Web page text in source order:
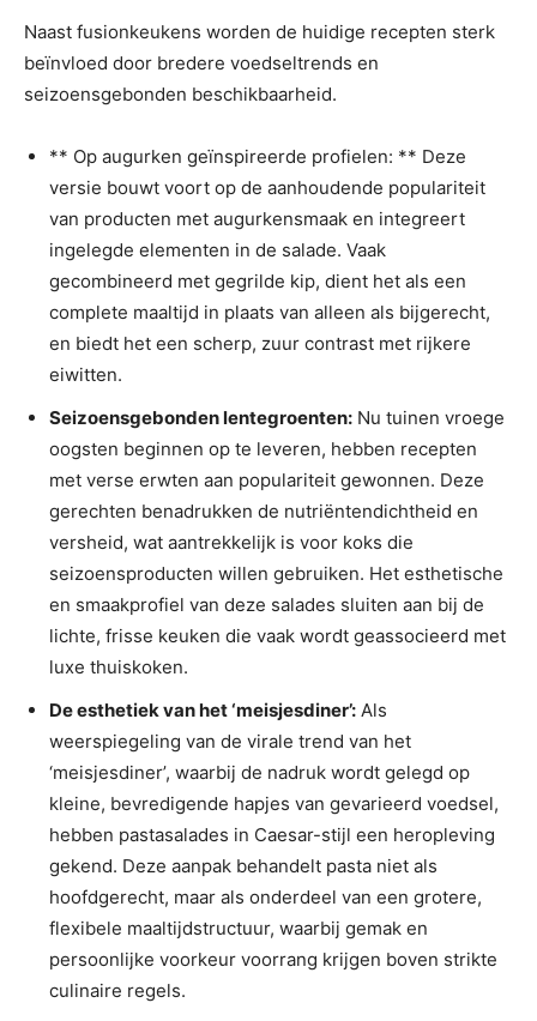
Naast fusionkeukens worden de huidige recepten sterk
beïnvloed door bredere voedseltrends en
seizoensgebonden beschikbaarheid.
** Op augurken geïnspireerde profielen: ** Deze
versie bouwt voort op de aanhoudende populariteit
van producten met augurkensmaak en integreert
ingelegde elementen in de salade. Vaak
gecombineerd met gegrilde kip, dient het als een
complete maaltijd in plaats van alleen als bijgerecht,
en biedt het een scherp, zuur contrast met rijkere
eiwitten.
Seizoensgebonden lentegroenten: Nu tuinen vroege
oogsten beginnen op te leveren, hebben recepten
met verse erwten aan populariteit gewonnen. Deze
gerechten benadrukken de nutriëntendichtheid en
versheid, wat aantrekkelijk is voor koks die
seizoensproducten willen gebruiken. Het esthetische
en smaakprofiel van deze salades sluiten aan bij de
lichte, frisse keuken die vaak wordt geassocieerd met
luxe thuiskoken.
De esthetiek van het ‘meisjesdiner’: Als
weerspiegeling van de virale trend van het
‘meisjesdiner’, waarbij de nadruk wordt gelegd op
kleine, bevredigende hapjes van gevarieerd voedsel,
hebben pastasalades in Caesar-stijl een heropleving
gekend. Deze aanpak behandelt pasta niet als
hoofdgerecht, maar als onderdeel van een grotere,
flexibele maaltijdstructuur, waarbij gemak en
persoonlijke voorkeur voorrang krijgen boven strikte
culinaire regels.